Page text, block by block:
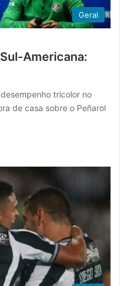
Geral
Americana:
tricolor no
de casa sobre o Peñarol